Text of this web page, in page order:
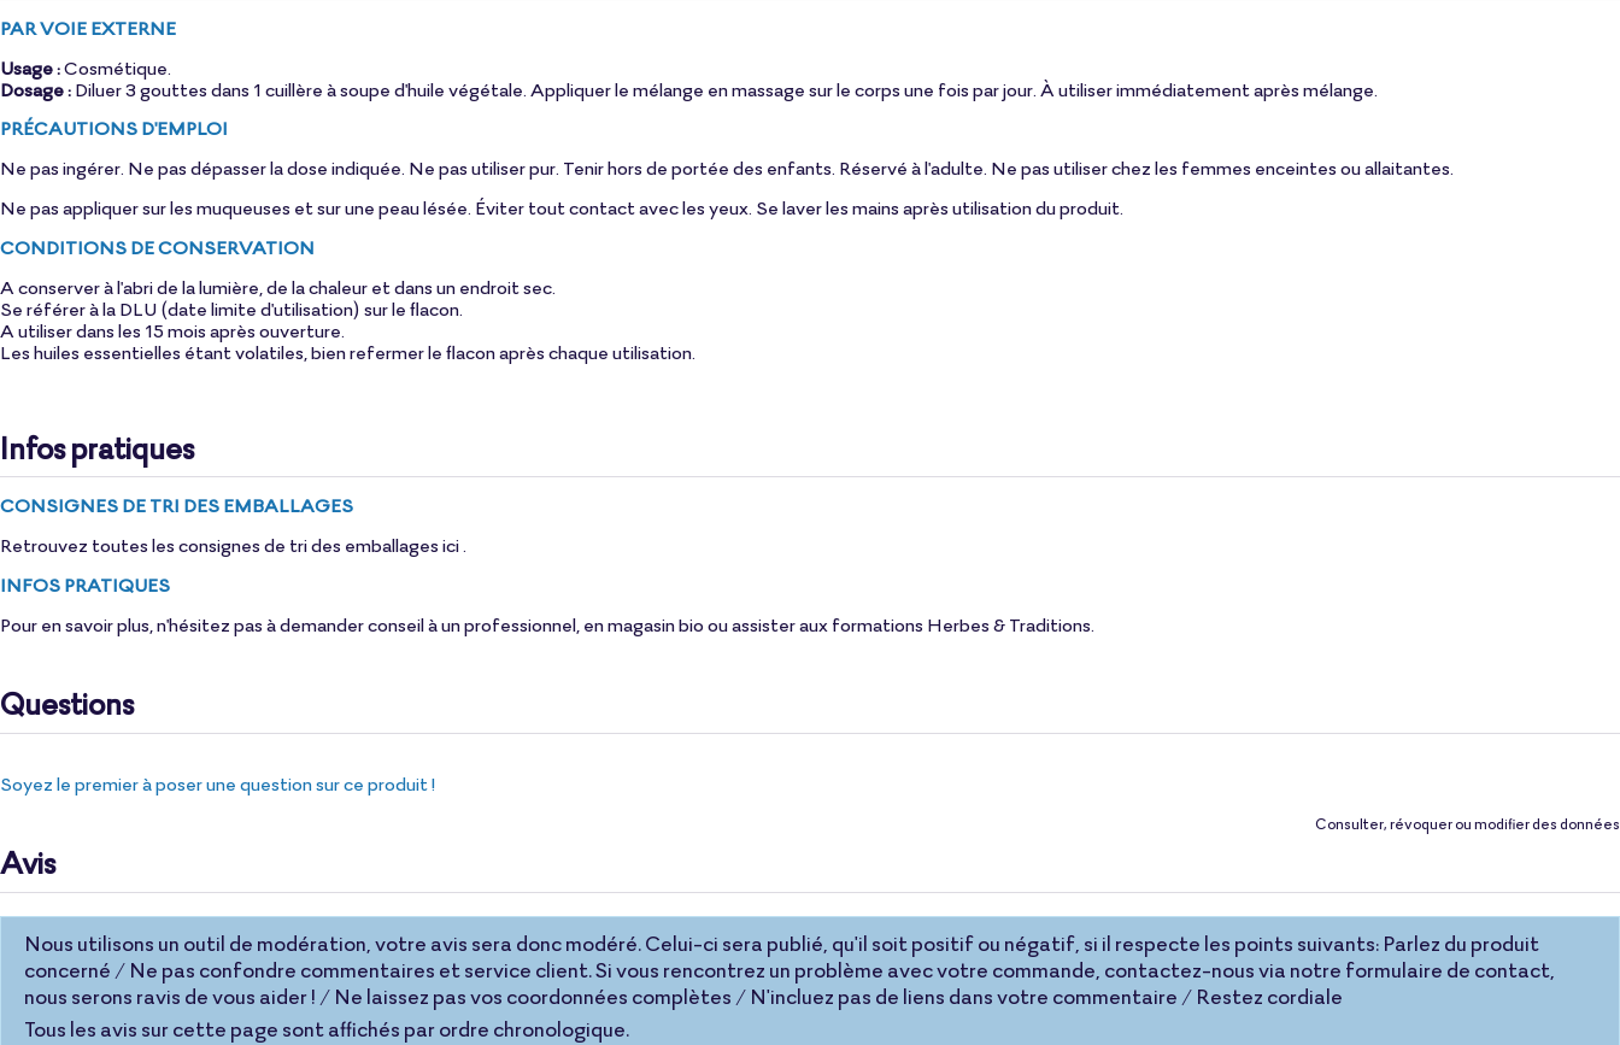
PAR VOIE EXTERNE
Usage :Cosmétique.
Dosage : Diluer 3 gouttes dans 1 cuillère à soupe d'huile végétale . Appliquer le mélange en massage sur le corps une fois par jour. À utiliser immédiatement après mélange.
PRÉCAUTIONS D'EMPLOI
Ne pas ingérer. Ne pas dépasser la dose indiquée. Ne pas utiliser pur. Tenir hors de portée des enfants. Réservé à l'adulte. Ne pas utiliser chez les femmes enceintes ou allaitantes.
Ne pas appliquer sur les muqueuses et sur une peau lésée. Éviter tout contact avec les yeux. Se laver les mains après utilisation du produit.
CONDITIONS DE CONSERVATION
A conserver à l'abri de la lumière, de la chaleur et dans un endroit sec.
Se référer à la DLU (date limite d'utilisation) sur le flacon.
A utiliser dans les 15 mois après ouverture.
Les huiles essentielles étant volatiles, bien refermer le flacon après chaque utilisation.
Infos pratiques
CONSIGNES DE TRI DES EMBALLAGES
Retrouvez toutes les consignes de tri des emballages ici
INFOS PRATIQUES
Pour en savoir plus, n'hésitez pas à demander conseil à un professionnel, en magasin bio ou assister aux formations Herbes & Traditions.
Questions
Soyez le premier à poser une question sur ce produit !
Consulter, révoquer ou modifier des données
Avis
Nous utilisons un outil de modération, votre avis sera donc modéré. Celui-ci sera publié, qu'il soit positif ou négatif, si il respecte les points suivants: Parlez du produit
concerné / Ne pas confondre commentaires et service client. Si vous rencontrez un problème avec votre commande, contactez-nous via notre formulaire de contact,
nous serons ravis de vous aider ! / Ne laissez pas vos coordonnées complètes / N'incluez pas de liens dans votre commentaire / Restez cordiale
Tous les avis sur cette page sont affichés par ordre chronologique.